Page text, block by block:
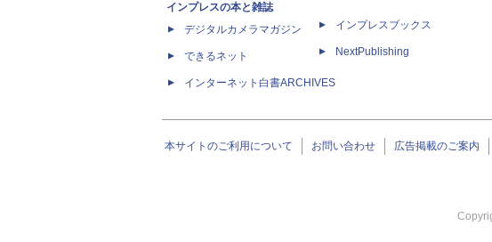
インプレスの本と雑誌
デジタルカメラマガジン
できるネット
インターネット白書ARCHIVES
インプレスブックス
NextPublishing
本サイトのご利用について お問い合わせ 広告掲載のご案内